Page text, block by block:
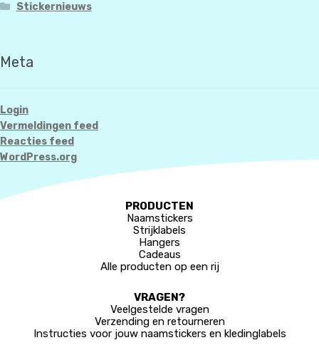
Stickernieuws
Meta
Login
Vermeldingen feed
Reacties feed
WordPress.org
PRODUCTEN
Naamstickers
Strijklabels
Hangers
Cadeaus
Alle producten op een rij
VRAGEN?
Veelgestelde vragen
Verzending en retourneren
Instructies voor jouw naamstickers en kledinglabels